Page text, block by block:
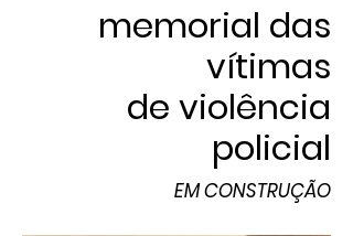
memorial das
vítimas
de violência
policial
EM CONSTRUÇÃO